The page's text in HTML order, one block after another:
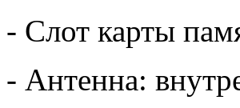
- Слот карты
- Антенна: